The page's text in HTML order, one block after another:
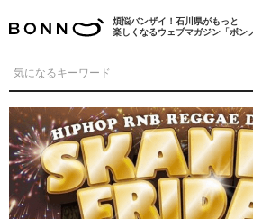
煩悩バンザイ！石川県がもっと
楽しくなるウェブマガジン「ボン